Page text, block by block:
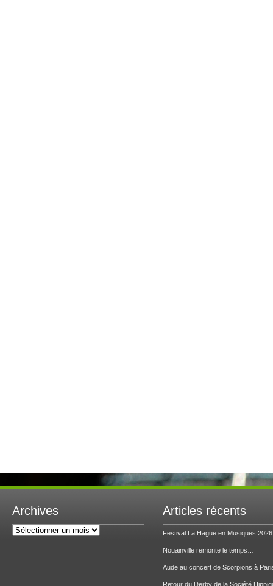
Archives
Archives
Articles récents
Festival La Hague en Musiques 2026
Nouainville remonte le temps…
Aude au concert de Scorpions à
Retour du Derby de la Société